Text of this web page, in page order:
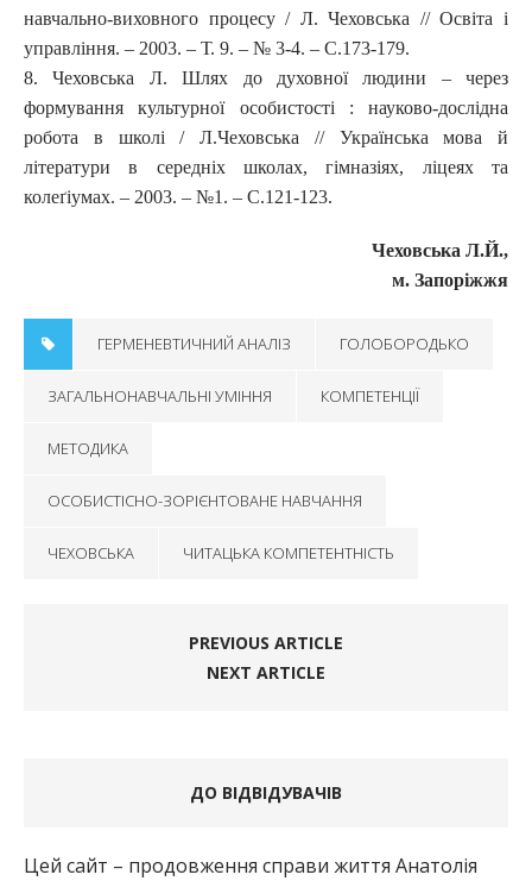
навчально-виховного процесу / Л. Чеховська // Освіта і
управління. – 2003. – Т. 9. – № 3-4. – С.173-179.
8. Чеховська Л. Шлях до духовної людини – через
формування культурної особистості : науково-дослідна
робота в школі / Л.Чеховська // Українська мова й
літератури в середніх школах, гімназіях, ліцеях та
колеґіумах. – 2003. – №1. – С.121-123.
Чеховська Л.Й.,
м. Запоріжжя
ГЕРМЕНЕВТИЧНИЙ АНАЛІЗ ГОЛОБОРОДЬКО
ЗАГАЛЬНОНАВЧАЛЬНІ УМІННЯ КОМПЕТЕНЦІЇ
МЕТОДИКА
ОСОБИСТІСНО-ЗОРІЄНТОВАНЕ НАВЧАННЯ
ЧЕХОВСЬКА ЧИТАЦЬКА КОМПЕТЕНТНІСТЬ
PREVIOUS ARTICLE
NEXT ARTICLE
ДО ВІДВІДУВАЧІВ
Цей сайт – продовження справи життя Анатолія